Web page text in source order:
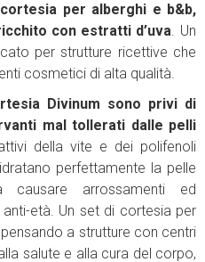
per alberghi e b&b,
con estratti d’uva. Un
per strutture ricettive che
cosmetici di alta qualità.
Divinum sono privi di
mal tollerati dalle pelli
della vite e dei polifenoli
perfettamente la pelle
causare arrossamenti ed
età. Un set di cortesia per
a strutture con centri
salute e alla cura del corpo,